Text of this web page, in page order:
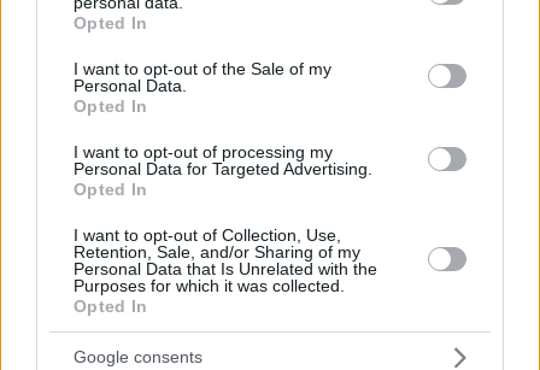
grant or deny consent to Google and its third-party tags to
use your data for below specified purposes in below Google
consent section.
Opted In
I want to opt-out of the Sale of my
Personal Data.
Opted In
I want to opt-out of processing my
Personal Data for Targeted Advertising.
Opted In
I want to opt-out of Collection, Use,
Retention, Sale, and/or Sharing of my
Personal Data that Is Unrelated with the
Purposes for which it was collected.
Opted In
Google consents
Νεαρός Παλαιστίνιος κλείδωσε
ανήλικη στο σπίτι του στα Χανιά, την
09.08.2026, 10:38 68
Βασιλική κηδεία προβλέπεται για τον
πρίγκιπα Άντριου όταν πεθάνει παρά
την αποκαθήλωσή του, αντιδράσεις
για το «μυστικό σχέδιο»